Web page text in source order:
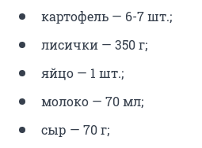
картофель — 6-7 шт.;
лисички — 350 г;
яйцо — 1 шт.;
молоко — 70 мл;
сыр — 70 г;